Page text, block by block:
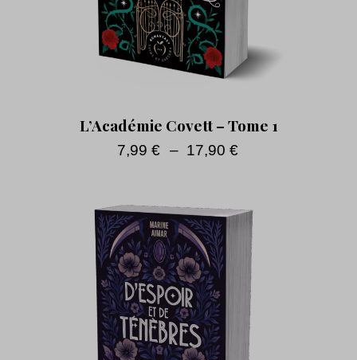
L’Académie Covett – Tome 1
7,99 € – 17,90 €